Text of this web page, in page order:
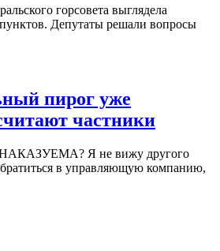
горсовета выглядела
Депутаты решали вопросы
пирог уже
частники
Я не вижу другого
в управляющую компанию,